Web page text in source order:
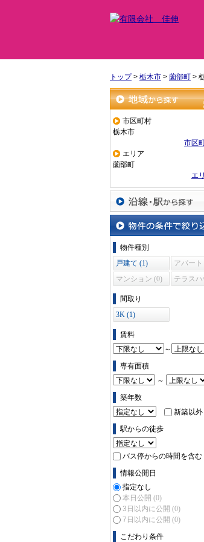
トップ> 栃木市 > 薗部町 >
地域から探す
市区町村
栃木市
市区
エリア
薗部町
エ
沿線・駅から探す
物件の条件で絞り込む
物件種別
戸建て (1)
アパート
マンション (0)
テラスハ
間取り
3K (1)
賃料
～
専有面積
～
築年数
新築以外
駅からの徒歩
バス停からの時間を含む
情報公開日
指定なし
本日公開 (0)
3日以内に公開 (0)
7日以内に公開 (0)
こだわり条件